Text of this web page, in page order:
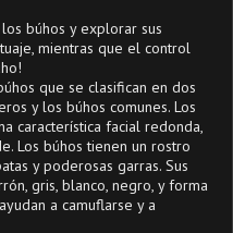
búhos y explorar sus
mientras que el control
que se clasifican en dos
y los búhos comunes. Los
característica facial redonda,
Los búhos tienen un rostro
y poderosas garras. Sus
gris, blanco, negro, y forma
a camuflarse y a